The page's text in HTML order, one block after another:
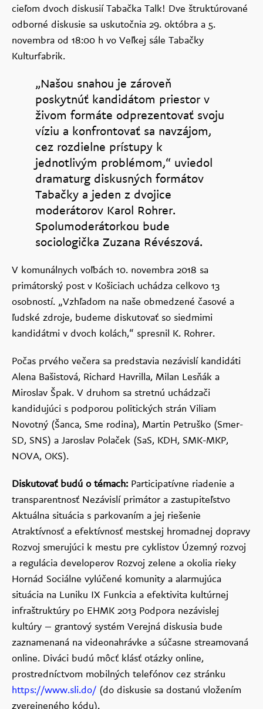
cieľom dvoch diskusií Tabačka Talk! Dve štruktúrované
odborné diskusie sa uskutočnia 29. októbra a 5.
novembra od 18:00 h vo Veľkej sále Tabačky
Kulturfabrik.
„Našou snahou je zároveň
poskytnúť kandidátom priestor v
živom formáte odprezentovať svoju
víziu a konfrontovať sa navzájom,
cez rozdielne prístupy k
jednotlivým problémom,“ uviedol
dramaturg diskusných formátov
Tabačky a jeden z dvojice
moderátorov Karol Rohrer.
Spolumoderátorkou bude
sociologička Zuzana Révészová.
V komunálnych voľbách 10. novembra 2018 sa
primátorský post v Košiciach uchádza celkovo 13
osobností. „Vzhľadom na naše obmedzené časové a
ľudské zdroje, budeme diskutovať so siedmimi
kandidátmi v dvoch kolách,“ spresnil K. Rohrer.
Počas prvého večera sa predstavia nezávislí kandidáti
Alena Bašistová, Richard Havrilla, Milan Lesňák a
Miroslav Špak. V druhom sa stretnú uchádzači
kandidujúci s podporou politických strán Viliam
Novotný (Šanca, Sme rodina), Martin Petruško (Smer-
SD, SNS) a Jaroslav Polaček (SaS, KDH, SMK-MKP,
NOVA, OKS).
Diskutovať budú o témach: Participatívne riadenie a
transparentnosť Nezávislí primátor a zastupiteľstvo
Aktuálna situácia s parkovaním a jej riešenie
Atraktívnosť a efektívnosť mestskej hromadnej dopravy
Rozvoj smerujúci k mestu pre cyklistov Územný rozvoj
a regulácia developerov Rozvoj zelene a okolia rieky
Hornád Sociálne vylúčené komunity a alarmujúca
situácia na Luniku IX Funkcia a efektivita kultúrnej
infraštruktúry po EHMK 2013 Podpora nezávislej
kultúry – grantový systém Verejná diskusia bude
zaznamenaná na videonahrávke a súčasne streamovaná
online. Diváci budú môcť klásť otázky online,
prostredníctvom mobilných telefónov cez stránku
https://www.sli.do/ (do diskusie sa dostanú vložením
zverejneného kódu).